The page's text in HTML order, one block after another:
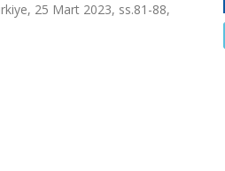
25 Mart 2023, ss.81-88,